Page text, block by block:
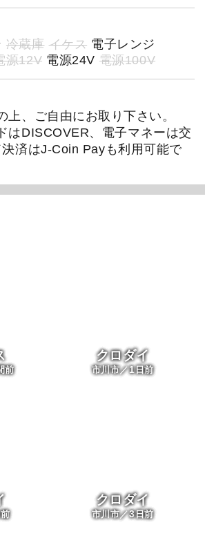
冷蔵庫 イケス 電子レンジ
源12V 電源24V 電源100V
上、ご自由にお取り下さい。
はDISCOVER、電子マネーは交
済はJ-Coin Payも利用可能で
前
クロダイ
市川市／1日前
クロダイ
市川市／3日前